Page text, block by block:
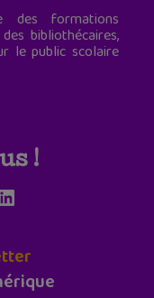
des formations
bibliothécaires,
le public scolaire
!